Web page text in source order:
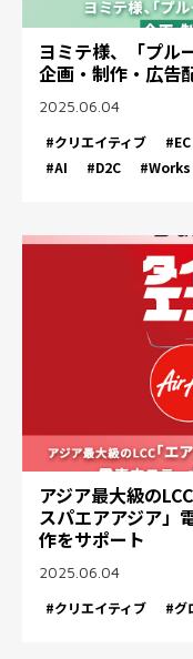
ヨミテ様、「プル
企画・制作・広告
2025.06.04
#クリエイティブ
#EC
#AI
#D2C #Works
アジア最大級の
スパエアアジア」
作をサポート
2025.06.04
#クリエイティブ
#グ